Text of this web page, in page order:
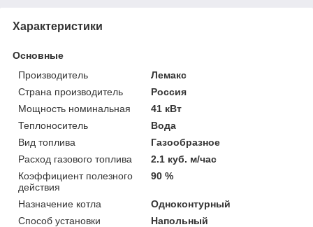
Характеристики
Основные
Производитель
Лемакс
Страна производитель
Россия
Мощность номинальная
41 кВт
Теплоноситель
Вода
Вид топлива
Газообразное
Расход газового топлива
2.1 куб. м/час
Коэффициент полезного
действия
90 %
Назначение котла
Одноконтурный
Способ установки
Напольный